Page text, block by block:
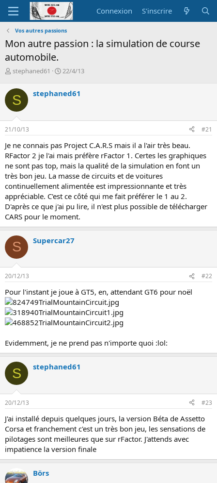
Connexion S'inscrire
Vos autres passions
Mon autre passion : la simulation de course
automobile.
A
t
e
u
r
d
e
a
d
i
s
c
s
s
i
o
n
stephaned61
D
e
d
u
t
22/4/13
S stephaned61
21/10/13 #21
Je ne connais pas Project C.A.R.S mais il a l'air très beau.
RFactor 2 je l'ai mais préfère rFactor 1. Certes les graphiques
ne sont pas top, mais la qualité de la simulation en font un
très bon jeu. La masse de circuits et de voitures
continuellement alimentée est impressionnante et très
appréciable. C'est ce côté qui me fait préférer le 1 au 2.
D'après ce que j'ai pu lire, il n'est plus possible de télécharger
CARS pour le moment.
S Supercar27
20/12/13 #22
Pour l'instant je joue à GT5, en, attendant GT6 pour noël
Evidemment, je ne prend pas n'importe quoi :lol:
S stephaned61
20/12/13 #23
J'ai installé depuis quelques jours, la version Béta de Assetto
Corsa et franchement c'est un très bon jeu, les sensations de
pilotages sont meilleures que sur rFactor. J'attends avec
impatience la version finale
Börs